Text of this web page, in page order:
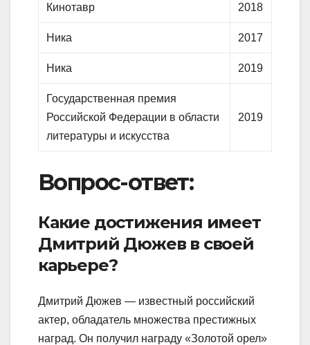
Кинотавр 2018
Ника 2017
Ника 2019
Государственная премия
Российской Федерации в области
литературы и искусства
2019
Вопрос-ответ:
Какие достижения имеет
Дмитрий Дюжев в своей
карьере?
Дмитрий Дюжев — известный российский
актер, обладатель множества престижных
наград. Он получил награду «Золотой орел»